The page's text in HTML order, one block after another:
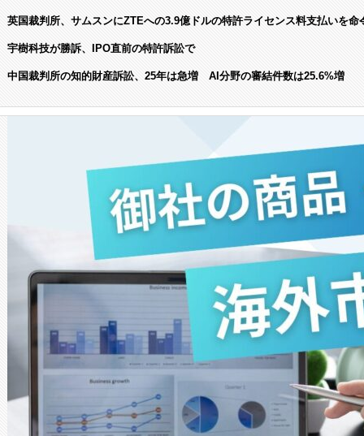
英国裁判所、サムスンにZTEへの3.9億ドルの特許ライセンス料支払いを命
宇樹科技が勝訴、IPO直前の特許訴訟で
中国裁判所の知的財産訴訟、25年は急増 AI分野の審結件数は25.6%増